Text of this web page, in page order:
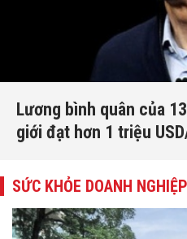
Lương bình quân của
giới đạt hơn 1 triệu
SỨC KHỎE DOANH NGHIỆP